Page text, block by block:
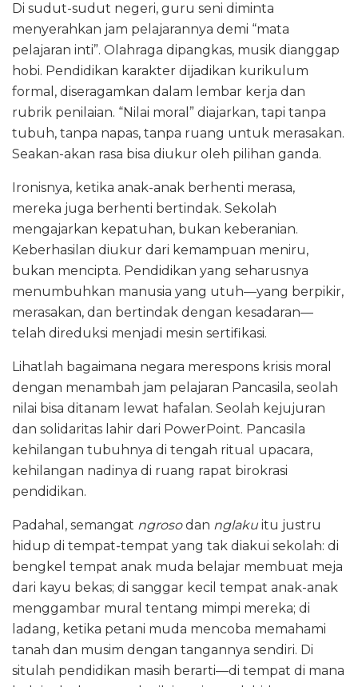
Di sudut-sudut negeri, guru seni diminta
menyerahkan jam pelajarannya demi “mata
pelajaran inti”. Olahraga dipangkas, musik dianggap
hobi. Pendidikan karakter dijadikan kurikulum
formal, diseragamkan dalam lembar kerja dan
rubrik penilaian. “Nilai moral” diajarkan, tapi tanpa
tubuh, tanpa napas, tanpa ruang untuk merasakan.
Seakan-akan rasa bisa diukur oleh pilihan ganda.
Ironisnya, ketika anak-anak berhenti merasa,
mereka juga berhenti bertindak. Sekolah
mengajarkan kepatuhan, bukan keberanian.
Keberhasilan diukur dari kemampuan meniru,
bukan mencipta. Pendidikan yang seharusnya
menumbuhkan manusia yang utuh—yang berpikir,
merasakan, dan bertindak dengan kesadaran—
telah direduksi menjadi mesin sertifikasi.
Lihatlah bagaimana negara merespons krisis moral
dengan menambah jam pelajaran Pancasila, seolah
nilai bisa ditanam lewat hafalan. Seolah kejujuran
dan solidaritas lahir dari PowerPoint. Pancasila
kehilangan tubuhnya di tengah ritual upacara,
kehilangan nadinya di ruang rapat birokrasi
pendidikan.
Padahal, semangat ngrosodan nglaku itu justru
hidup di tempat-tempat yang tak diakui sekolah: di
bengkel tempat anak muda belajar membuat meja
dari kayu bekas; di sanggar kecil tempat anak-anak
menggambar mural tentang mimpi mereka; di
ladang, ketika petani muda mencoba memahami
tanah dan musim dengan tangannya sendiri. Di
situlah pendidikan masih berarti—di tempat di mana